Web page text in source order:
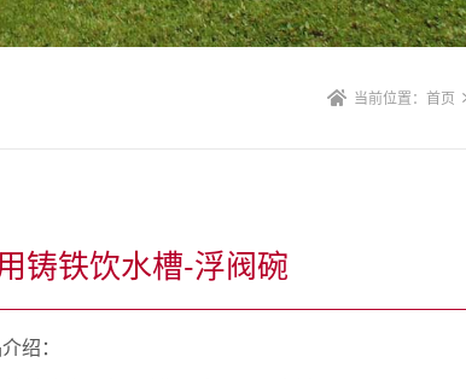
当前位置： 首页
铸铁饮水槽-浮阀碗
绍：